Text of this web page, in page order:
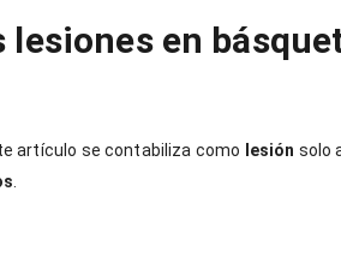
lesiones en
artículo se contabiliza como lesión solo